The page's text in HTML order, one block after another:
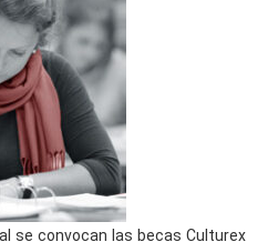
se convocan las becas Culturex